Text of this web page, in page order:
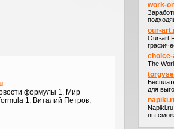
формулы 1, Мир
1, Виталий Петров,
work-
our-
Our-
The
для
вы